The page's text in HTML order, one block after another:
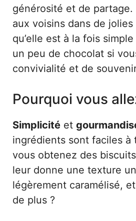
générosité et de
aux voisins dans de
qu’elle est à la fois
un peu de chocolat si
convivialité et de
Pourquoi vous
Simplicité et
ingrédients sont faciles à
vous obtenez des
leur donne une texture
légèrement caramélisé,
de plus ?